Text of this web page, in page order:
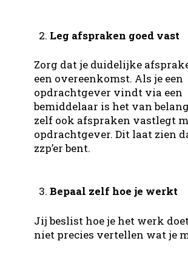
Leg afspraken goed vast
Zorg dat je duidelijke
een overeenkomst. Als je een
opdrachtgever vindt via een
bemiddelaar is het van
zelf ook afspraken vastlegt
opdrachtgever. Dit laat zien
zzp’er bent.
Bepaal zelf hoe je werkt
Jij beslist hoe je het werk
niet precies vertellen wat je